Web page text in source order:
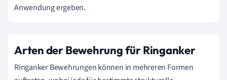
Anwendung ergeben.
Arten der Bewehrung für Ringanker
Ringanker Bewehrungen können in mehreren Formen